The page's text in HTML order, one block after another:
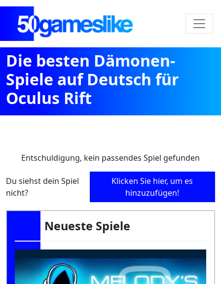
Die besten Dämonen-
Spiele auf Deutsch für
Oculus Rift
Entschuldigung, kein passendes Spiel gefunden
Du siehst dein Spiel
nicht?
Klicken Sie hier, um es
hinzuzufügen!
Neueste Spiele